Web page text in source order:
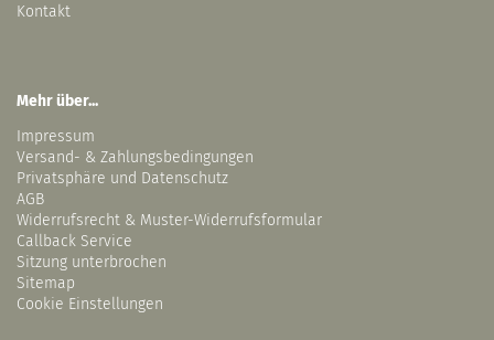
Kontakt
Mehr über...
Impressum
Versand- & Zahlungsbedingungen
Privatsphäre und Datenschutz
AGB
Widerrufsrecht & Muster-Widerrufsformular
Callback Service
Sitzung unterbrochen
Sitemap
Cookie Einstellungen